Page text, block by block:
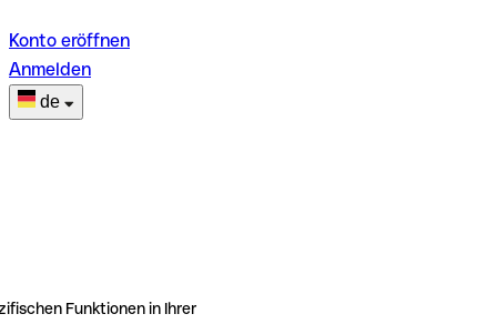
Konto eröffnen
Anmelden
de
Funktionen in Ihrer